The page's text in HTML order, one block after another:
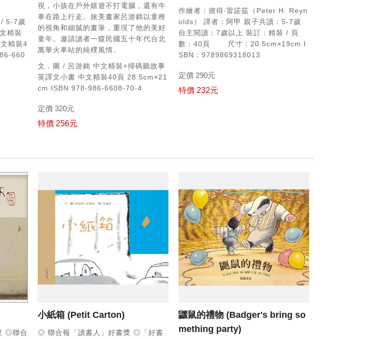
5-7歲
精裝
精裝4
660
視，小孩在戶外嬉遊不打電腦，還有牛
車在路上行走。旅美畫家呂游銘以童稚
的視角和細膩的畫筆，重現了他的美好
童年。邀請讀者一窺民國五十年代台北
萬華火車站的純樸風情。
文．圖 / 呂游銘 中文精裝+掃碼聽故事
英譯文小書 中文精裝40頁 28.5cm×21
cm ISBN 978-986-6608-70-4
定價 320元
特價 256元
作繪者：彼得‧雷諾茲（Peter H. Reyn
olds）
譯者：阿甲 親子共讀：5-7歲
自主閱讀：7歲以上 裝訂：精裝 / 頁
數：40頁
尺寸：20.5cm×19cm I
SBN：9789869318013
定價 290元
特價 232元
◎聯合
小紙箱 (Petit Carton)
◎ 聯合報「讀書人」好書獎 ◎「好書
鼴鼠的禮物 (Badger's bring so
mething party)